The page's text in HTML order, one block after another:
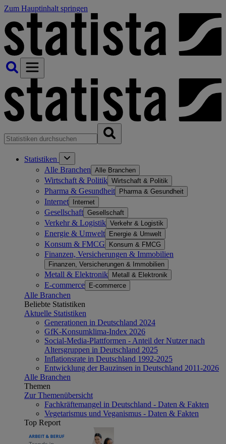
Zum Hauptinhalt springen
Statistiken
Alle Branchen Alle Branchen
Wirtschaft & Politik Wirtschaft & Politik
Pharma & Gesundheit Pharma & Gesundheit
Internet Internet
Gesellschaft Gesellschaft
Verkehr & Logistik Verkehr & Logistik
Energie & Umwelt Energie & Umwelt
Konsum & FMCG Konsum & FMCG
Finanzen, Versicherungen & Immobilien
Finanzen, Versicherungen & Immobilien
Metall & Elektronik Metall & Elektronik
E-commerce E-commerce
Alle Branchen
Beliebte Statistiken
Aktuelle Statistiken
Generationen in Deutschland 2024
GfK-Konsumklima-Index 2026
Social-Media-Plattformen - Anteil der Nutzer nach
Altersgruppen in Deutschland 2025
Inflationsrate in Deutschland 1992-2025
Entwicklung der Bauzinsen in Deutschland 2011-2026
Alle Branchen
Themen
Zur Themenübersicht
Fachkräftemangel in Deutschland - Daten & Fakten
Vegetarismus und Veganismus - Daten & Fakten
Top Report